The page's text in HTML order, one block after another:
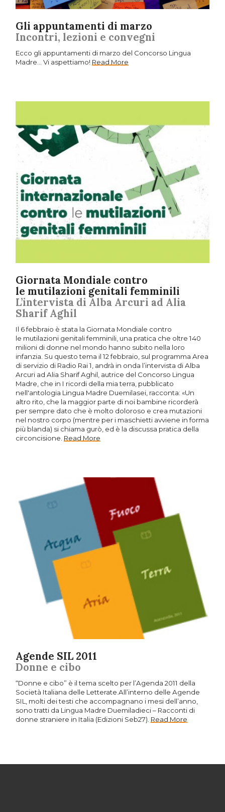
Gli appuntamenti di marzo
Incontri, lezioni e convegni
Ecco gli appuntamenti di marzo del Concorso Lingua
Madre... Vi aspettiamo! Read More
Giornata Mondiale contro
le mutilazioni genitali femminili
L’intervista di Alba Arcuri ad Alia
Sharif Aghil
Il 6 febbraio è stata la Giornata Mondiale contro
le mutilazioni genitali femminili, una pratica che oltre 140
milioni di donne nel mondo hanno subito nella loro
infanzia. Su questo tema il 12 febbraio, sul programma Area
di servizio di Radio Rai 1, andrà in onda l’intervista di Alba
Arcuri ad Alia Sharif Aghil, autrice del Concorso Lingua
Madre, che in I ricordi della mia terra, pubblicato
nell'antologia Lingua Madre Duemilasei, racconta: «Un
altro rito, che la maggior parte di noi bambine ricorderà
per sempre dato che è molto doloroso e crea mutazioni
nel nostro corpo (mentre per i maschietti avviene in forma
più blanda) si chiama gurò, ed è la discussa pratica della
circoncisione. Read More
Agende SIL 2011
Donne e cibo
“Donne e cibo” è il tema scelto per l’Agenda 2011 della
Società Italiana delle Letterate.All’interno delle Agende
SIL, molti dei testi che accompagnano i mesi dell’anno,
sono tratti da Lingua Madre Duemiladieci – Racconti di
donne straniere in Italia (Edizioni Seb27). Read More